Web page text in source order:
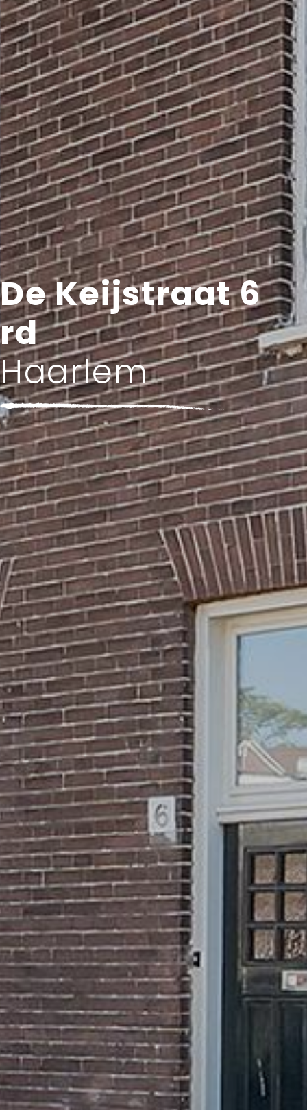
De Keijstraat 6
rd
Haarlem